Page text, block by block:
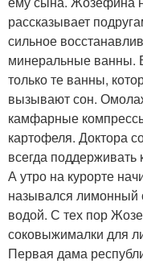
рассказывает
сильное
минеральные ванны.
только те ванны,
вызывают сон.
камфарные
картофеля. Доктора
всегда
А утро на курорте
назывался лимонный
водой. С тех пор
соковыжималки для
Первая дама